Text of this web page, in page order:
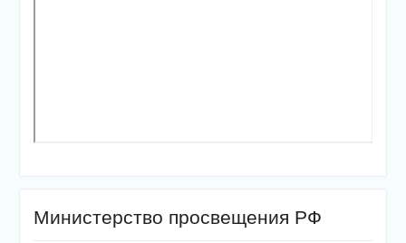
Министерство просвещения РФ